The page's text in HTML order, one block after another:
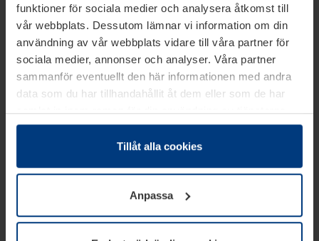
funktioner för sociala medier och analysera åtkomst till
vår webbplats. Dessutom lämnar vi information om din
användning av vår webbplats vidare till våra partner för
sociala medier, annonser och analyser. Våra partner
sammanför eventuellt den här informationen med andra
data som du har tillhandahållit åt dem eller som de har
samlat in inom ramen för din användning av tjänsterna.
Juridiskt kan vi lagra kakor på din enhet, om de är
absolut nödvändiga för driften av den här webbplatsen.
godkännande kan du när som helst ändra eller återkalla i
informationen om kakor underDataskyddsförklaring
vår webbplats.
Tillåt alla cookies
Anpassa